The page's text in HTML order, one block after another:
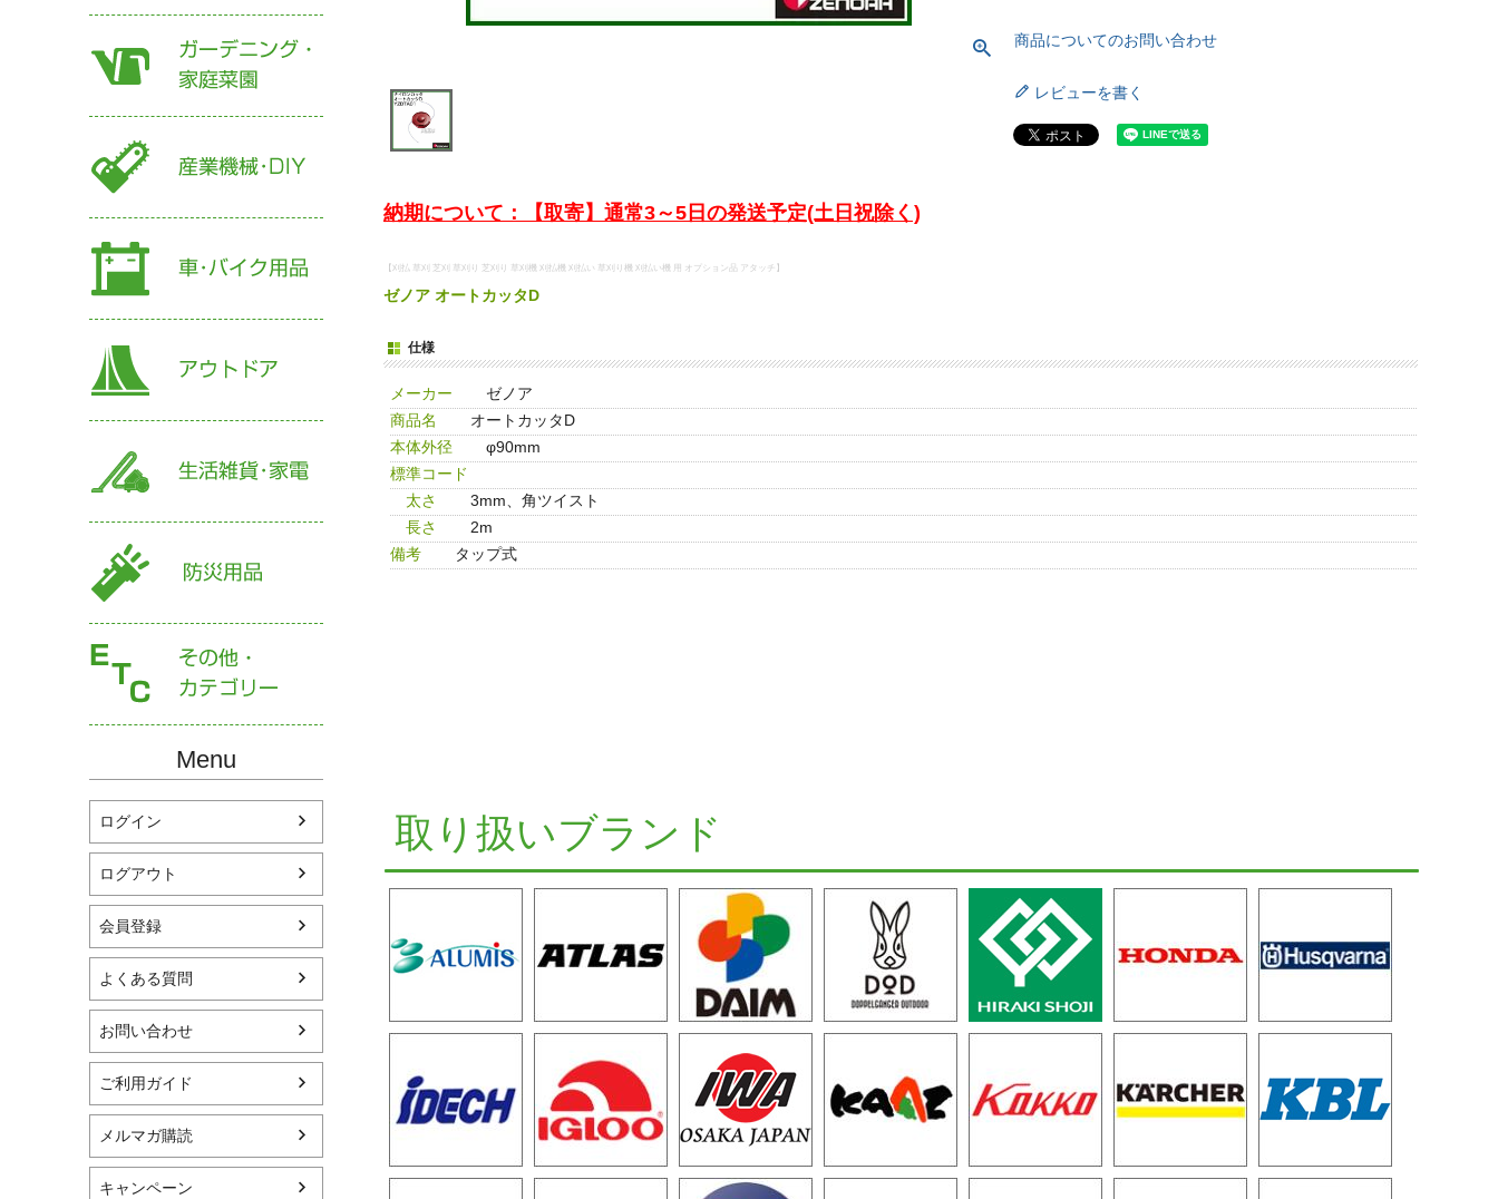
Menu
ログイン
ログアウト
会員登録
よくある質問
お問い合わせ
ご利用ガイド
メルマガ購読
キャンペーン
商品についてのお問い合わせ
レビューを書く
納期について：【取寄】通常3～5日の発送予定(土日祝除く)
【刈払 草刈 芝刈 草刈り 芝刈り 草刈機 刈払機 刈払い 草刈り機 刈払い機 用 オプション品 アタッチ】
ゼノア オートカッタD
仕様
メーカー
ゼノア
商品名
オートカッタD
本体外径
φ90mm
標準コード
太さ
3mm、角ツイスト
長さ
2m
備考
タップ式
取り扱いブランド